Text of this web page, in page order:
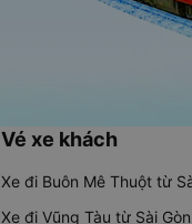
Vé xe khách
Xe đi Buôn Mê Thuột từ
Xe đi Vũng Tàu từ Sài Gòn